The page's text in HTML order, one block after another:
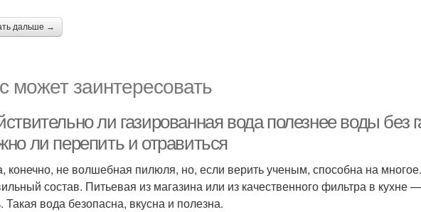
дальше →
может заинтересовать
ли газированная вода полезнее воды без
ли перепить и отравиться
конечно, не волшебная пилюля, но, если верить ученым, способна на
состав. Питьевая из магазина или из качественного фильтра в
Такая вода безопасна, вкусна и полезна.